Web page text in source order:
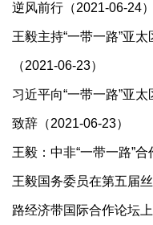
逆风前行（2021-06-24）
王毅主持“一带一路”亚
（2021-06-23）
习近平向“一带一路”亚
致辞（2021-06-23）
王毅：中非“一带一路”
王毅国务委员在第五届
路经济带国际合作论坛